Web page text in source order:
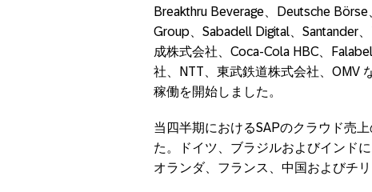
Breakthru Beverage、Deutsche
Group、Sabadell Digital、Santander
成株式会社、Coca-Cola HBC、
社、NTT、東武鉄道株式会社、OMV
稼働を開始しました。
当四半期におけるSAPのクラウド売
た。ドイツ、ブラジルおよびインド
オランダ、フランス、中国およびチリ